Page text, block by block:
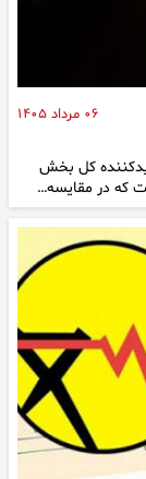
۰۶ مرداد ۱۴۰۵
کل بخش